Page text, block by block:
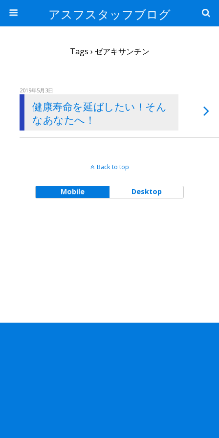
アスフスタッフブログ
Tags › ゼアキサンチン
2019年5月3日
健康寿命を延ばしたい！そん
なあなたへ！
Back to top
Mobile Desktop